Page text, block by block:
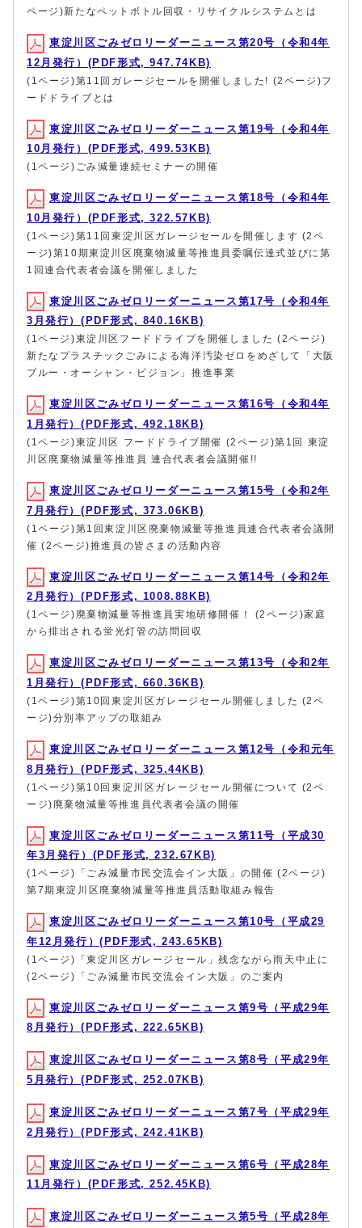
ページ)新たなペットボトル回収・リサイクルシステムとは
東淀川区ごみゼロリーダーニュース第20号（令和4年
12月発行）(PDF形式, 947.74KB)
(1ページ)第11回ガレージセールを開催しました! (2ページ)フ
ードドライブとは
東淀川区ごみゼロリーダーニュース第19号（令和4年
10月発行）(PDF形式, 499.53KB)
(1ページ)ごみ減量連続セミナーの開催
東淀川区ごみゼロリーダーニュース第18号（令和4年
10月発行）(PDF形式, 322.57KB)
(1ページ)第11回東淀川区ガレージセールを開催します (2ペ
ージ)第10期東淀川区廃棄物減量等推進員委嘱伝達式並びに第
1回連合代表者会議を開催しました
東淀川区ごみゼロリーダーニュース第17号（令和4年
3月発行）(PDF形式, 840.16KB)
(1ページ)東淀川区フードドライブを開催しました (2ページ)
新たなプラスチックごみによる海洋汚染ゼロをめざして「大阪
ブルー・オーシャン・ビジョン」推進事業
東淀川区ごみゼロリーダーニュース第16号（令和4年
1月発行）(PDF形式, 492.18KB)
(1ページ)東淀川区 フードドライブ開催 (2ページ)第1回 東淀
川区廃棄物減量等推進員 連合代表者会議開催!!
東淀川区ごみゼロリーダーニュース第15号（令和2年
7月発行）(PDF形式, 373.06KB)
(1ページ)第1回東淀川区廃棄物減量等推進員連合代表者会議開
催 (2ページ)推進員の皆さまの活動内容
東淀川区ごみゼロリーダーニュース第14号（令和2年
2月発行）(PDF形式, 1008.88KB)
(1ページ)廃棄物減量等推進員実地研修開催！ (2ページ)家庭
から排出される蛍光灯管の訪問回収
東淀川区ごみゼロリーダーニュース第13号（令和2年
1月発行）(PDF形式, 660.36KB)
(1ページ)第10回東淀川区ガレージセール開催しました (2ペ
ージ)分別率アップの取組み
東淀川区ごみゼロリーダーニュース第12号（令和元年
8月発行）(PDF形式, 325.44KB)
(1ページ)第10回東淀川区ガレージセール開催について (2ペ
ージ)廃棄物減量等推進員代表者会議の開催
東淀川区ごみゼロリーダーニュース第11号（平成30
年3月発行）(PDF形式, 232.67KB)
(1ページ)「ごみ減量市民交流会イン大阪」の開催 (2ページ)
第7期東淀川区廃棄物減量等推進員活動取組み報告
東淀川区ごみゼロリーダーニュース第10号（平成29
年12月発行）(PDF形式, 243.65KB)
(1ページ)「東淀川区ガレージセール」残念ながら雨天中止に
(2ページ)「ごみ減量市民交流会イン大阪」のご案内
東淀川区ごみゼロリーダーニュース第9号（平成29年
8月発行）(PDF形式, 222.65KB)
東淀川区ごみゼロリーダーニュース第8号（平成29年
5月発行）(PDF形式, 252.07KB)
東淀川区ごみゼロリーダーニュース第7号（平成29年
2月発行）(PDF形式, 242.41KB)
東淀川区ごみゼロリーダーニュース第6号（平成28年
11月発行）(PDF形式, 252.45KB)
東淀川区ごみゼロリーダーニュース第5号（平成28年